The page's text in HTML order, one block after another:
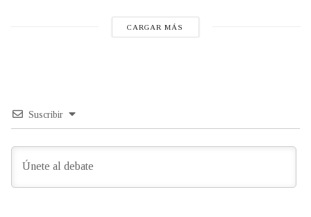
CARGAR MÁS
Suscribir